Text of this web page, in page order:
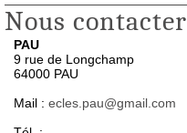
Nous contacter
PAU
9 rue de Longchamp
64000 PAU
Mail : ecles.pau@gmail.com